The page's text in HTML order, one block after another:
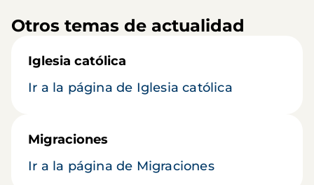
Otros temas de actualidad
Iglesia católica
Ir a la página de Iglesia católica
Migraciones
Ir a la página de Migraciones